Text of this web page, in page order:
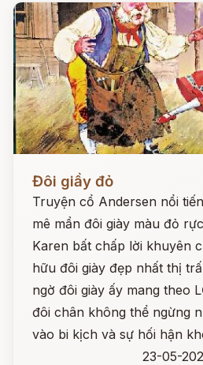
Đôi giầy đỏ
Truyện cổ Andersen nổi
mê mẩn đôi giày màu đỏ
Karen bất chấp lời khuyên
hữu đôi giày đẹp nhất thị
ngờ đôi giày ấy mang theo
đôi chân không thể ngừng
vào bi kịch và sự hối hận
23-05-